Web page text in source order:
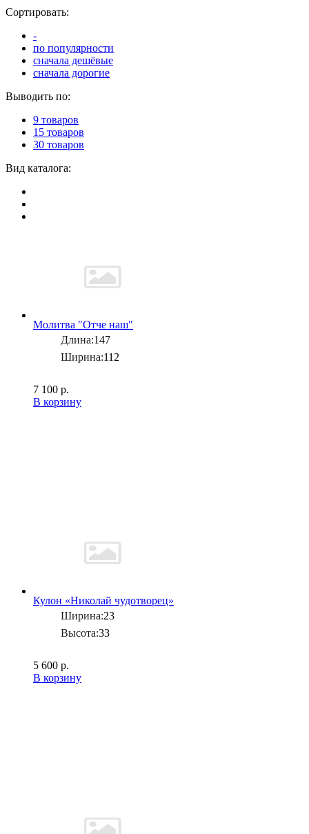
Сортировать:
-
по популярности
сначала дешёвые
сначала дорогие
Выводить по:
9 товаров
15 товаров
30 товаров
Вид каталога:
Молитва "Отче наш"
Длина:147
Ширина:112
7 100 р.
В корзину
Кулон «Николай чудотворец»
Ширина:23
Высота:33
5 600 р.
В корзину